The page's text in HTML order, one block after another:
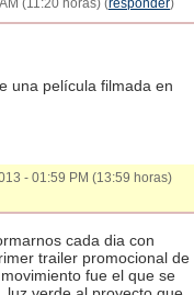
(11:20 horas) (responder)
una película filmada en
- 01:59 PM (13:59 horas)
cada dia con
trailer promocional de
fue el que se